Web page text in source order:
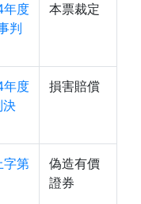
年度
判
本票裁定
年度
決
損害賠償
字第
偽造有價
證券